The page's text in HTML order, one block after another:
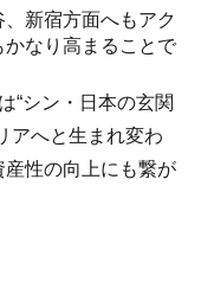
新宿方面へもアク
なり高まることで
“シン・日本の玄関
アへと生まれ変わ
性の向上にも繋が